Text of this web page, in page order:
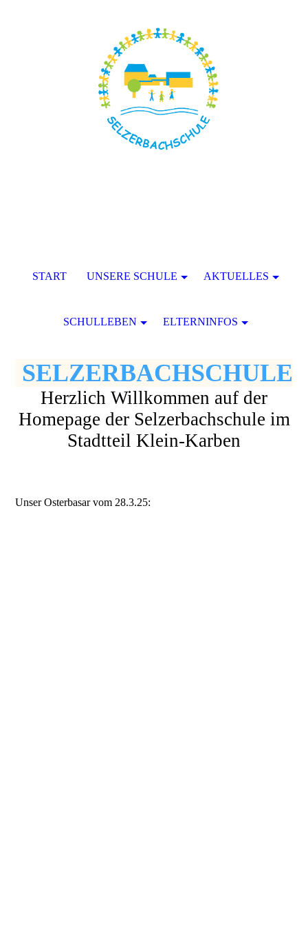
SELZERBACHSCHULE
Herzlich Willkommen auf der
Homepage der Selzerbachschule im
Stadtteil Klein-Karben
Unser Osterbasar vom 28.3.25:
START UNSERE SCHULE AKTUELLES
SCHULLEBEN ELTERNINFOS